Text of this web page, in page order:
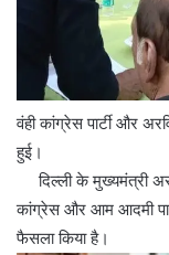
वंही कांग्रेस पार्टी और
हुई।
दिल्ली के मुख्यमंत्री
कांग्रेस और आम आदमी
फैसला किया है।